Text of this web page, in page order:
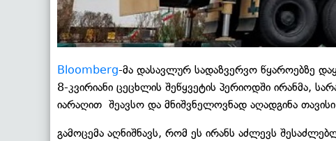
Bloomberg-მა დასავლურ სადაზვერვო წყაროებზე
8-კვირიანი ცეცხლის შეწყვეტის პერიოდში ირანმა,
იარაღით შეავსო და მნიშვნელოვნად აღადგინა
გამოცემა აღნიშნავს, რომ ეს ირანს აძლევს